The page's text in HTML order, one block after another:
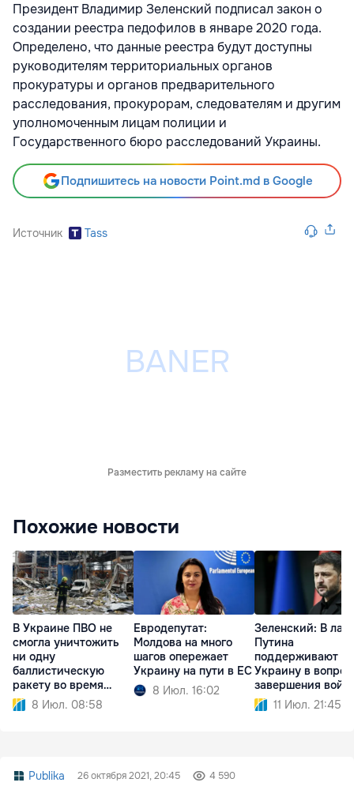
Президент Владимир Зеленский подписал закон о
создании реестра педофилов в январе 2020 года.
Определено, что данные реестра будут доступны
руководителям территориальных органов
прокуратуры и органов предварительного
расследования, прокурорам, следователям и другим
уполномоченным лицам полиции и
Государственного бюро расследований Украины.
Подпишитесь на новости Point.md в Google
Источник Tass
Разместить рекламу на сайте
Похожие новости
В Украине ПВО не
смогла уничтожить
ни одну
баллистическую
ракету во время
атаки РФ
8 Июл. 08:58
Евродепутат:
Молдова на много
шагов опережает
Украину на пути в ЕС
8 Июл. 16:02
Зеленский: В
Путина
поддерживают
Украину в
завершения
11 Июл. 21:45
Publika 26 октября 2021, 20:45 4 590